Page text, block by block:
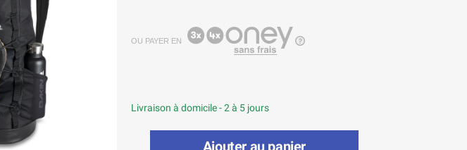
OU PAYER EN
Livraison à domicile - 2 à 5 jours